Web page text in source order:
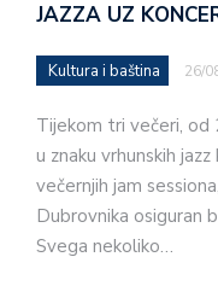
JAZZA UZ
Kultura i baština 26/
Tijekom tri večeri, od
u znaku vrhunskih
večernjih jam
Dubrovnika osiguran
Svega nekoliko…